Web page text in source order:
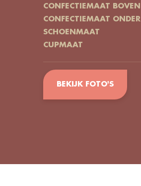
CONFECTIEMAAT BOVEN
CONFECTIEMAAT ONDER
SCHOENMAAT
CUPMAAT
BEKIJK FOTO'S